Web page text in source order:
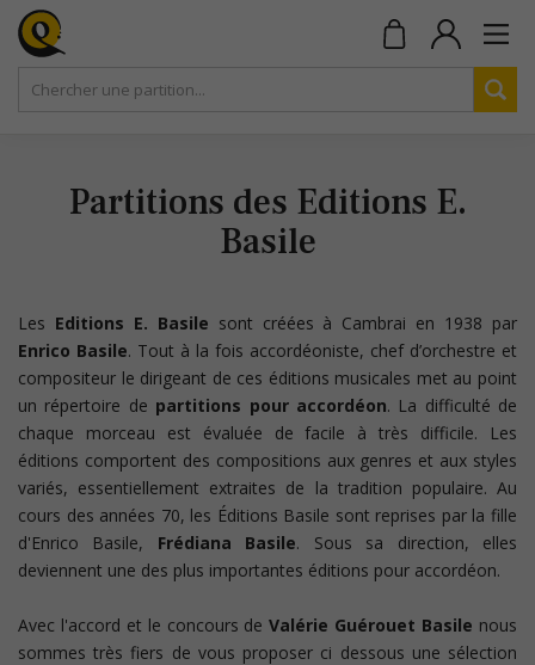
Partitions des Editions E.
Basile
Les Editions E. Basile sont créées à Cambrai en 1938 par
Enrico Basile. Tout à la fois accordéoniste, chef d’orchestre et
compositeur le dirigeant de ces éditions musicales met au point
un répertoire de partitions pour accordéon. La difficulté de
chaque morceau est évaluée de facile à très difficile. Les
éditions comportent des compositions aux genres et aux styles
variés, essentiellement extraites de la tradition populaire. Au
cours des années 70, les Éditions Basile sont reprises par la fille
d'Enrico Basile, Frédiana Basile. Sous sa direction, elles
deviennent une des plus importantes éditions pour accordéon.
Avec l'accord et le concours deValérie Guérouet Basile nous
sommes très fiers de vous proposer ci dessous une sélection